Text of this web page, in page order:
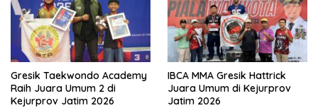
Gresik Taekwondo Academy
Raih Juara Umum 2 di
Kejurprov Jatim 2026
IBCA MMA Gresik Hattrick
Juara Umum di Kejurprov
Jatim 2026